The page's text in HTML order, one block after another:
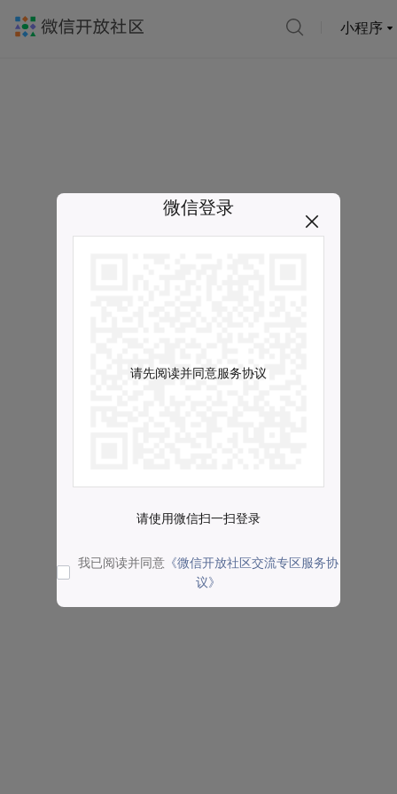
小程序
微信登录
请先阅读并同意服务协议
请使用微信扫一扫登录
我已阅读并同意 《微信开放社区交流专区服务协
议》